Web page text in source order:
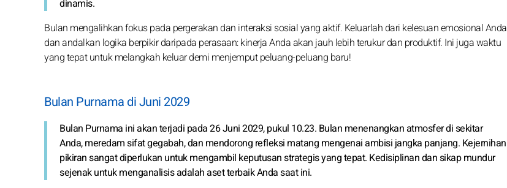
dinamis.
Bulan mengalihkan fokus pada pergerakan dan interaksi sosial yang aktif. Keluarlah dari kelesuan emosional Anda
dan andalkan logika berpikir daripada perasaan: kinerja Anda akan jauh lebih terukur dan produktif. Ini juga waktu
yang tepat untuk melangkah keluar demi menjemput peluang-peluang baru!
Bulan Purnama di Juni 2029
Bulan Purnama ini akan terjadi pada 26 Juni 2029, pukul 10.23. Bulan menenangkan atmosfer di sekitar
Anda, meredam sifat gegabah, dan mendorong refleksi matang mengenai ambisi jangka panjang. Kejernihan
pikiran sangat diperlukan untuk mengambil keputusan strategis yang tepat. Kedisiplinan dan sikap mundur
sejenak untuk menganalisis adalah aset terbaik Anda saat ini.